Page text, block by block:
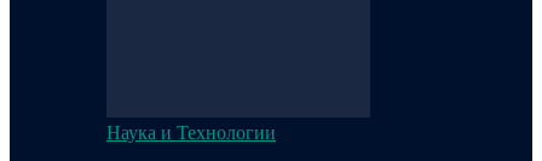
Наука и Технологии